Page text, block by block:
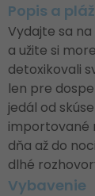
Popis a pláž
Vydajte sa
a užite si
detoxikovali
len pre
jedál od
importované
dňa až do
dlhé
Vybavenie